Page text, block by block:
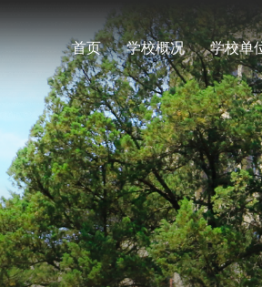
首页 学校概况 学校单